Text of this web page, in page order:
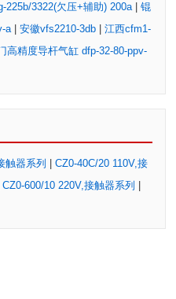
225b/3322(欠压+辅助) 200a| 锟
a| 安徽vfs2210-3db
江西cfm1-
高精度导杆气缸 dfp-32-80-ppv-
触器系列
CZ0-40C/20 110V,接
CZ0-600/10 220V,接触器系列